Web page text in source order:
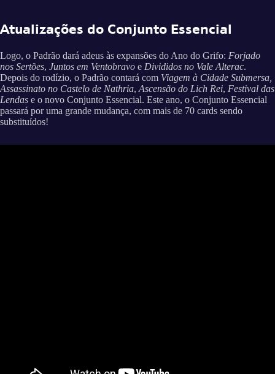
Atualizações do Conjunto Essencial
Logo, o Padrão dará adeus às expansões do Ano do Grifo: Forjado
nos Sertões, Juntos em Ventobravo e Divididos no Vale Alterac.
Depois do rodízio, o Padrão contará com Viagem à Cidade Submersa,
Assassinato no Castelo de Nathria, Ascensão do Lich Rei, Festival das
Lendas e o novo Conjunto Essencial. Este ano, o Conjunto Essencial
passará por uma grande mudança, com mais de 70 cards sendo
substituídos!